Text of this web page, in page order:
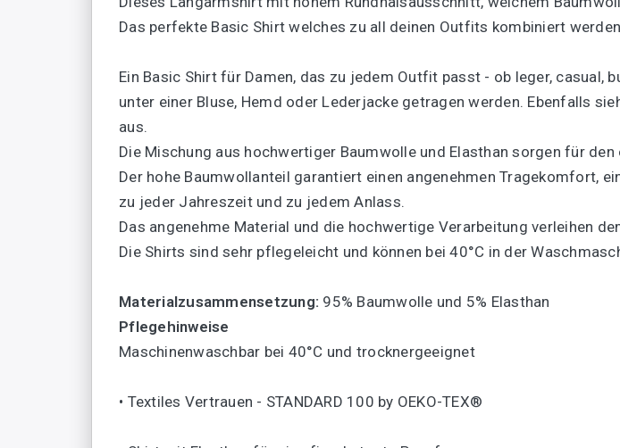
Das perfekte Basic Shirt welches zu all deinen Outfits kombiniert
Ein Basic Shirt für Damen, das zu jedem Outfit passt - ob leger,
unter einer Bluse, Hemd oder Lederjacke getragen werden. Ebenfalls
aus.
Die Mischung aus hochwertiger Baumwolle und Elasthan sorgen für
Der hohe Baumwollanteil garantiert einen angenehmen Tragekomfort,
zu jeder Jahreszeit und zu jedem Anlass.
Das angenehme Material und die hochwertige Verarbeitung verleihen
Die Shirts sind sehr pflegeleicht und können bei 40°C in der
Materialzusammensetzung: 95% Baumwolle und 5% Elasthan
Pflegehinweise
Maschinenwaschbar bei 40°C und trocknergeeignet
• Textiles Vertrauen - STANDARD 100 by OEKO-TEX®